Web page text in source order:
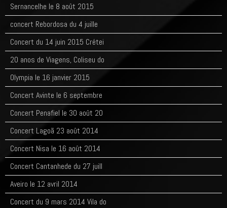
Sernancelhe le 8 août 2015
concert Rebordosa du 4 juille
Concert du 14 juin 2015 Crétei
20 anos de Viagens, Coliseu do
Olympia le 16 janvier 2015
Concert Avinte le 6 septembre
Concert Penafiel le 30 août 20
Concert Lagoã 23 août 2014
Concert Nisa le 16 août 2014
Concert Cantanhede du 27 juill
Aveiro le 12 avril 2014
Concert du 9 mars 2014 Vila do